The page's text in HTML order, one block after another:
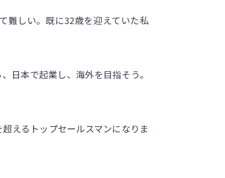
難しい。既に32歳を迎えていた私
日本で起業し、海外を目指そう。
えるトップセールスマンになりま